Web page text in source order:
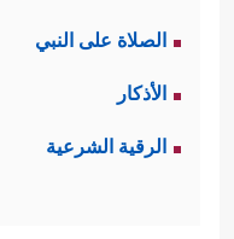
الصلاة على النبي
الأذكار
الرقية الشرعية